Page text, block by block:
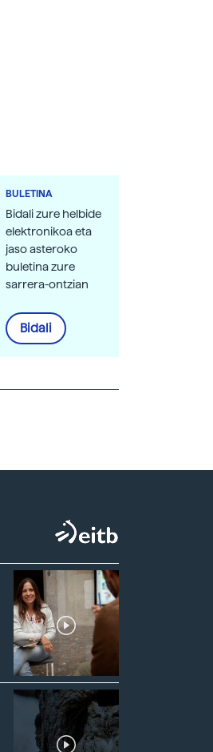
BULETINA
Bidali zure helbide
elektronikoa eta
jaso asteroko
buletina zure
sarrera-ontzian
Bidali